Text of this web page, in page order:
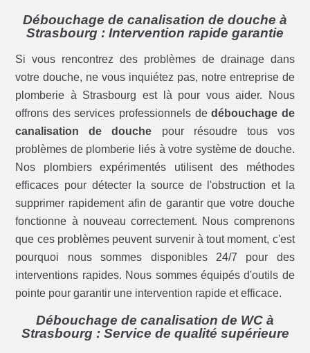
Débouchage de canalisation de douche à
Strasbourg : Intervention rapide garantie
Si vous rencontrez des problèmes de drainage dans
votre douche, ne vous inquiétez pas, notre entreprise de
plomberie à Strasbourg est là pour vous aider. Nous
offrons des services professionnels dedébouchage de
canalisation de douche pour résoudre tous vos
problèmes de plomberie liés à votre système de douche.
Nos plombiers expérimentés utilisent des méthodes
efficaces pour détecter la source de l'obstruction et la
supprimer rapidement afin de garantir que votre douche
fonctionne à nouveau correctement. Nous comprenons
que ces problèmes peuvent survenir à tout moment, c'est
pourquoi nous sommes disponibles 24/7 pour des
interventions rapides. Nous sommes équipés d'outils de
pointe pour garantir une intervention rapide et efficace.
Débouchage de canalisation de WC à
Strasbourg : Service de qualité supérieure